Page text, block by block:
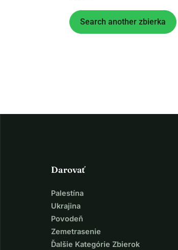
Search another zbierka
Darovať
Palestína
Ukrajina
Povodeň
Zemetrasenie
Ďalšie Kategórie Zbierok